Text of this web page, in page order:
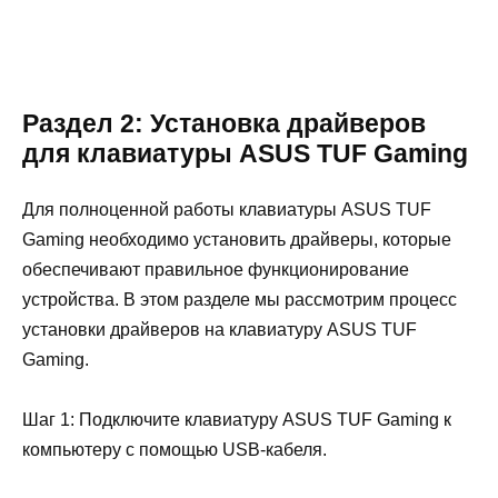
Раздел 2: Установка драйверов
для клавиатуры ASUS TUF Gaming
Для полноценной работы клавиатуры ASUS TUF
Gaming необходимо установить драйверы, которые
обеспечивают правильное функционирование
устройства. В этом разделе мы рассмотрим процесс
установки драйверов на клавиатуру ASUS TUF
Gaming.
Шаг 1: Подключите клавиатуру ASUS TUF Gaming к
компьютеру с помощью USB-кабеля.